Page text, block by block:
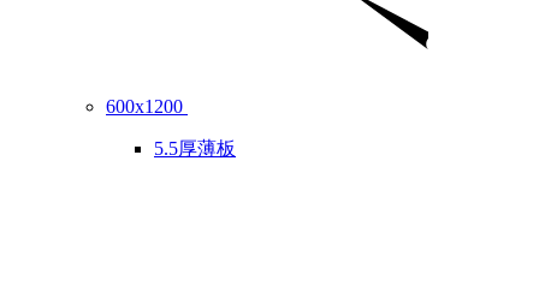
600x1200
5.5厚薄板